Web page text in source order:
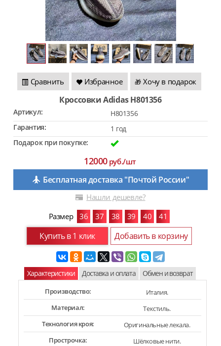
Сравнить Избранное 🎁 Хочу в подарок
Кроссовки Adidas H801356
Артикул:
H801356
Гарантия:
1 год
Подарок при покупке:
12000руб./шт
Бесплатная доставка "Почтой России"
Нашли дешевле?
Размер
36 37 38 39 40 41
Купить в 1 клик Добавить в корзину
Характеристики Доставка и оплата Обмен и возврат
Производство:
Италия.
Материал:
Текстиль.
Технология кроя:
Оригинальные лекала.
Прострочка:
Шёлковые нити.